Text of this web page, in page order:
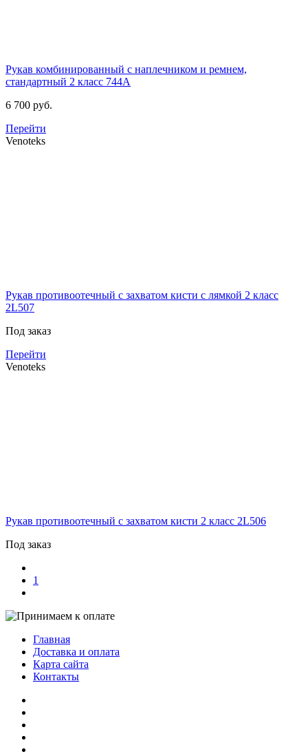
Рукав комбинированный с наплечником и ремнем,
стандартный 2 класс 744А
6 700 руб.
Перейти
Venoteks
Рукав противоотечный с захватом кисти с лямкой 2 класс
2L507
Под заказ
Перейти
Venoteks
Рукав противоотечный с захватом кисти 2 класс 2L506
Под заказ
1
Главная
Доставка и оплата
Карта сайта
Контакты